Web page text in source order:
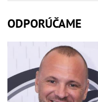
ODPORÚČAME